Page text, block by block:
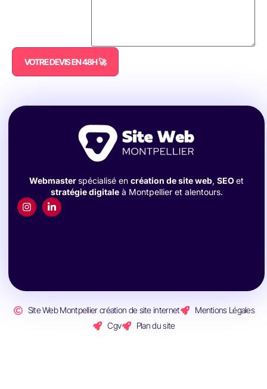
VOTRE DEVIS EN 48H 🚀
Webmaster spécialisé en création de site web, SEOet
stratégie digitaleà Montpellier et alentours.
Site Web Montpellier création de site internet
Mentions Légales
Cgv
Plan du site